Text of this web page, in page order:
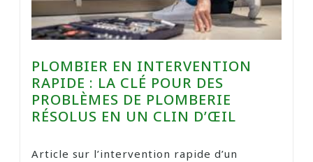
PLOMBIER EN INTERVENTION
RAPIDE : LA CLÉ POUR DES
PROBLÈMES DE PLOMBERIE
RÉSOLUS EN UN CLIN D’ŒIL
Article sur l’intervention rapide d’un